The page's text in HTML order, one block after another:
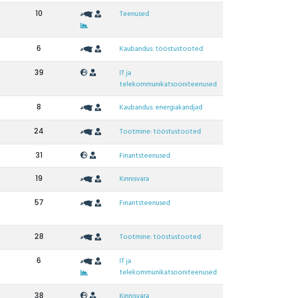
10 Teenused
6 Kaubandus: tööstustooted
39
IT ja
telekommunikatsooniteenused
8 Kaubandus: energiakandjad
24 Tootmine: tööstustooted
31 Finantsteenused
19 Kinnisvara
57 Finantsteenused
28 Tootmine: tööstustooted
6
IT ja
telekommunikatsooniteenused
38